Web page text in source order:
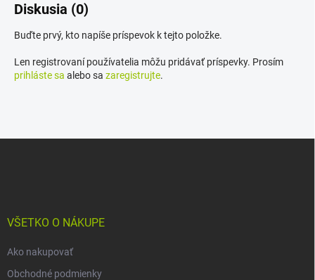
Diskusia (0)
Buďte prvý, kto napíše príspevok k tejto položke.
Len registrovaní používatelia môžu pridávať príspevky. Prosím
prihláste sa alebo sa zaregistrujte.
VŠETKO O NÁKUPE
Ako nakupovať
Obchodné podmienky